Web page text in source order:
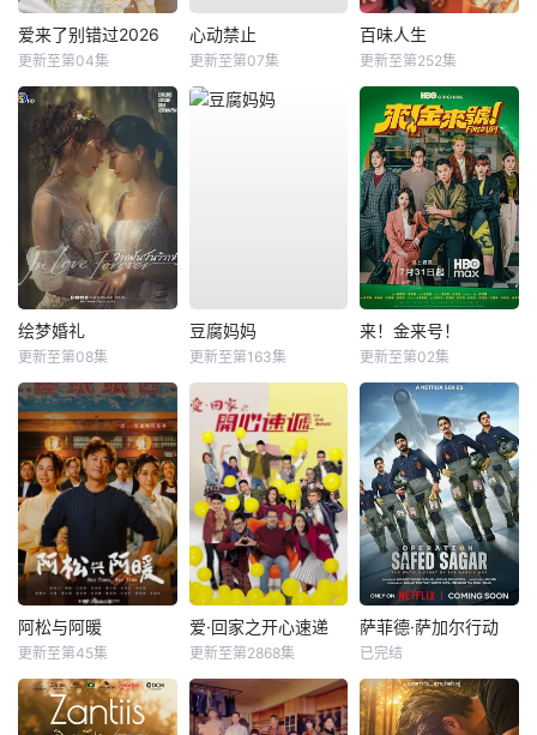
爱来了别错过2026
更新至第04集
心动禁止
更新至第07集
百味人生
更新至第252集
绘梦婚礼
更新至第08集
豆腐妈妈
更新至第163集
来！金来号！
更新至第02集
阿松与阿暖
更新至第45集
爱·回家之开心速递
更新至第2868集
萨菲德·萨加尔行动
已完结